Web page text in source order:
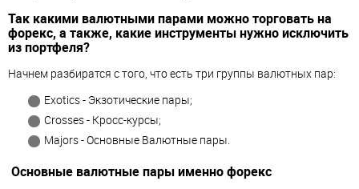
Так какими валютными парами можно торговать на
форекс, а также, какие инструменты нужно исключить
из портфеля?
Начнем разбиратся с того, что есть три группы валютных пар:
Exotics - Экзотические пары;
Crosses - Кросс-курсы;
Majors - Основные Валютные пары.
Основные валютные пары именно форекс